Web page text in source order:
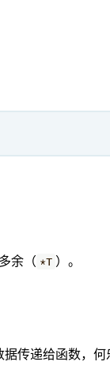
余（ *T ）。
传递给函数，何